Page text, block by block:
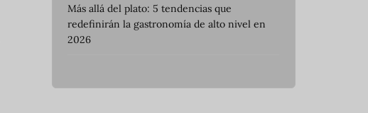
Más allá del plato: 5 tendencias que
redefinirán la gastronomía de alto nivel en
2026